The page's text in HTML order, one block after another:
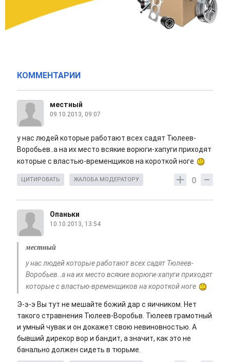
КОММЕНТАРИИ
местный
09.10.2013, 09:07
у нас людей которые работают всех садят Тюлеев-
Воробьев..а на их место всякие ворюги-хапуги приходят
которые с властью-временщиков на короткой ноге
0
ЦИТИРОВАТЬ ЖАЛОБА МОДЕРАТОРУ
Опаньки
10.10.2013, 13:54
местный
у нас людей которые работают всех садят Тюлеев-
Воробьев..а на их место всякие ворюги-хапуги приходят
которые с властью-временщиков на короткой ноге
Э-э-э Вы тут не мешайте божий дар с яичником. Нет
такого стравнения Тюлеев-Воробьв. Тюлеев грамотный
и умный чувак и он докажет свою невиновностью. А
бывший дирекор вор и бандит, а значит, как это не
банально должен сидеть в тюрьме.